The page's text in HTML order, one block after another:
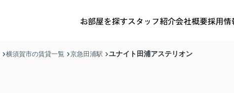
お部屋を探すスタッフ紹介会社概要採用情
横須賀市の賃貸一覧 京急田浦駅 ユナイト田浦アステリオン